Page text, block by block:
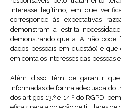
interesse legítimo, em que
corresponde às expectativas
demonstram a estrita
demonstrando que a IA não pode
dados pessoais em questão) e
em conta os interesses das pessoas
Além disso, têm de garantir
informadas de forma adequada do
dos artigos 13.º e 14.º do RGPD,